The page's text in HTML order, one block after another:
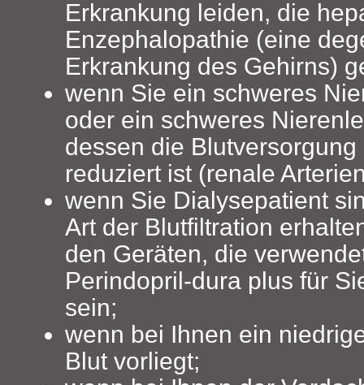
Erkrankung leiden, die
Enzephalopathie (eine
Erkrankung des Gehirns)
wenn Sie ein schweres
oder ein schweres
dessen die
reduziert ist (renale
wenn Sie Dialysepatient
Art der Blutfiltration
den Geräten, die
Perindopril-dura plus für
sein;
wenn bei Ihnen ein
Blut vorliegt;